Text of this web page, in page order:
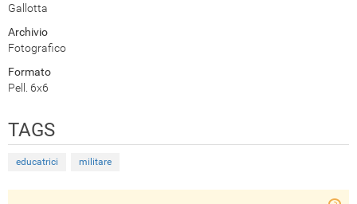
Gallotta
Archivio
Fotografico
Formato
Pell. 6x6
TAGS
educatrici militare